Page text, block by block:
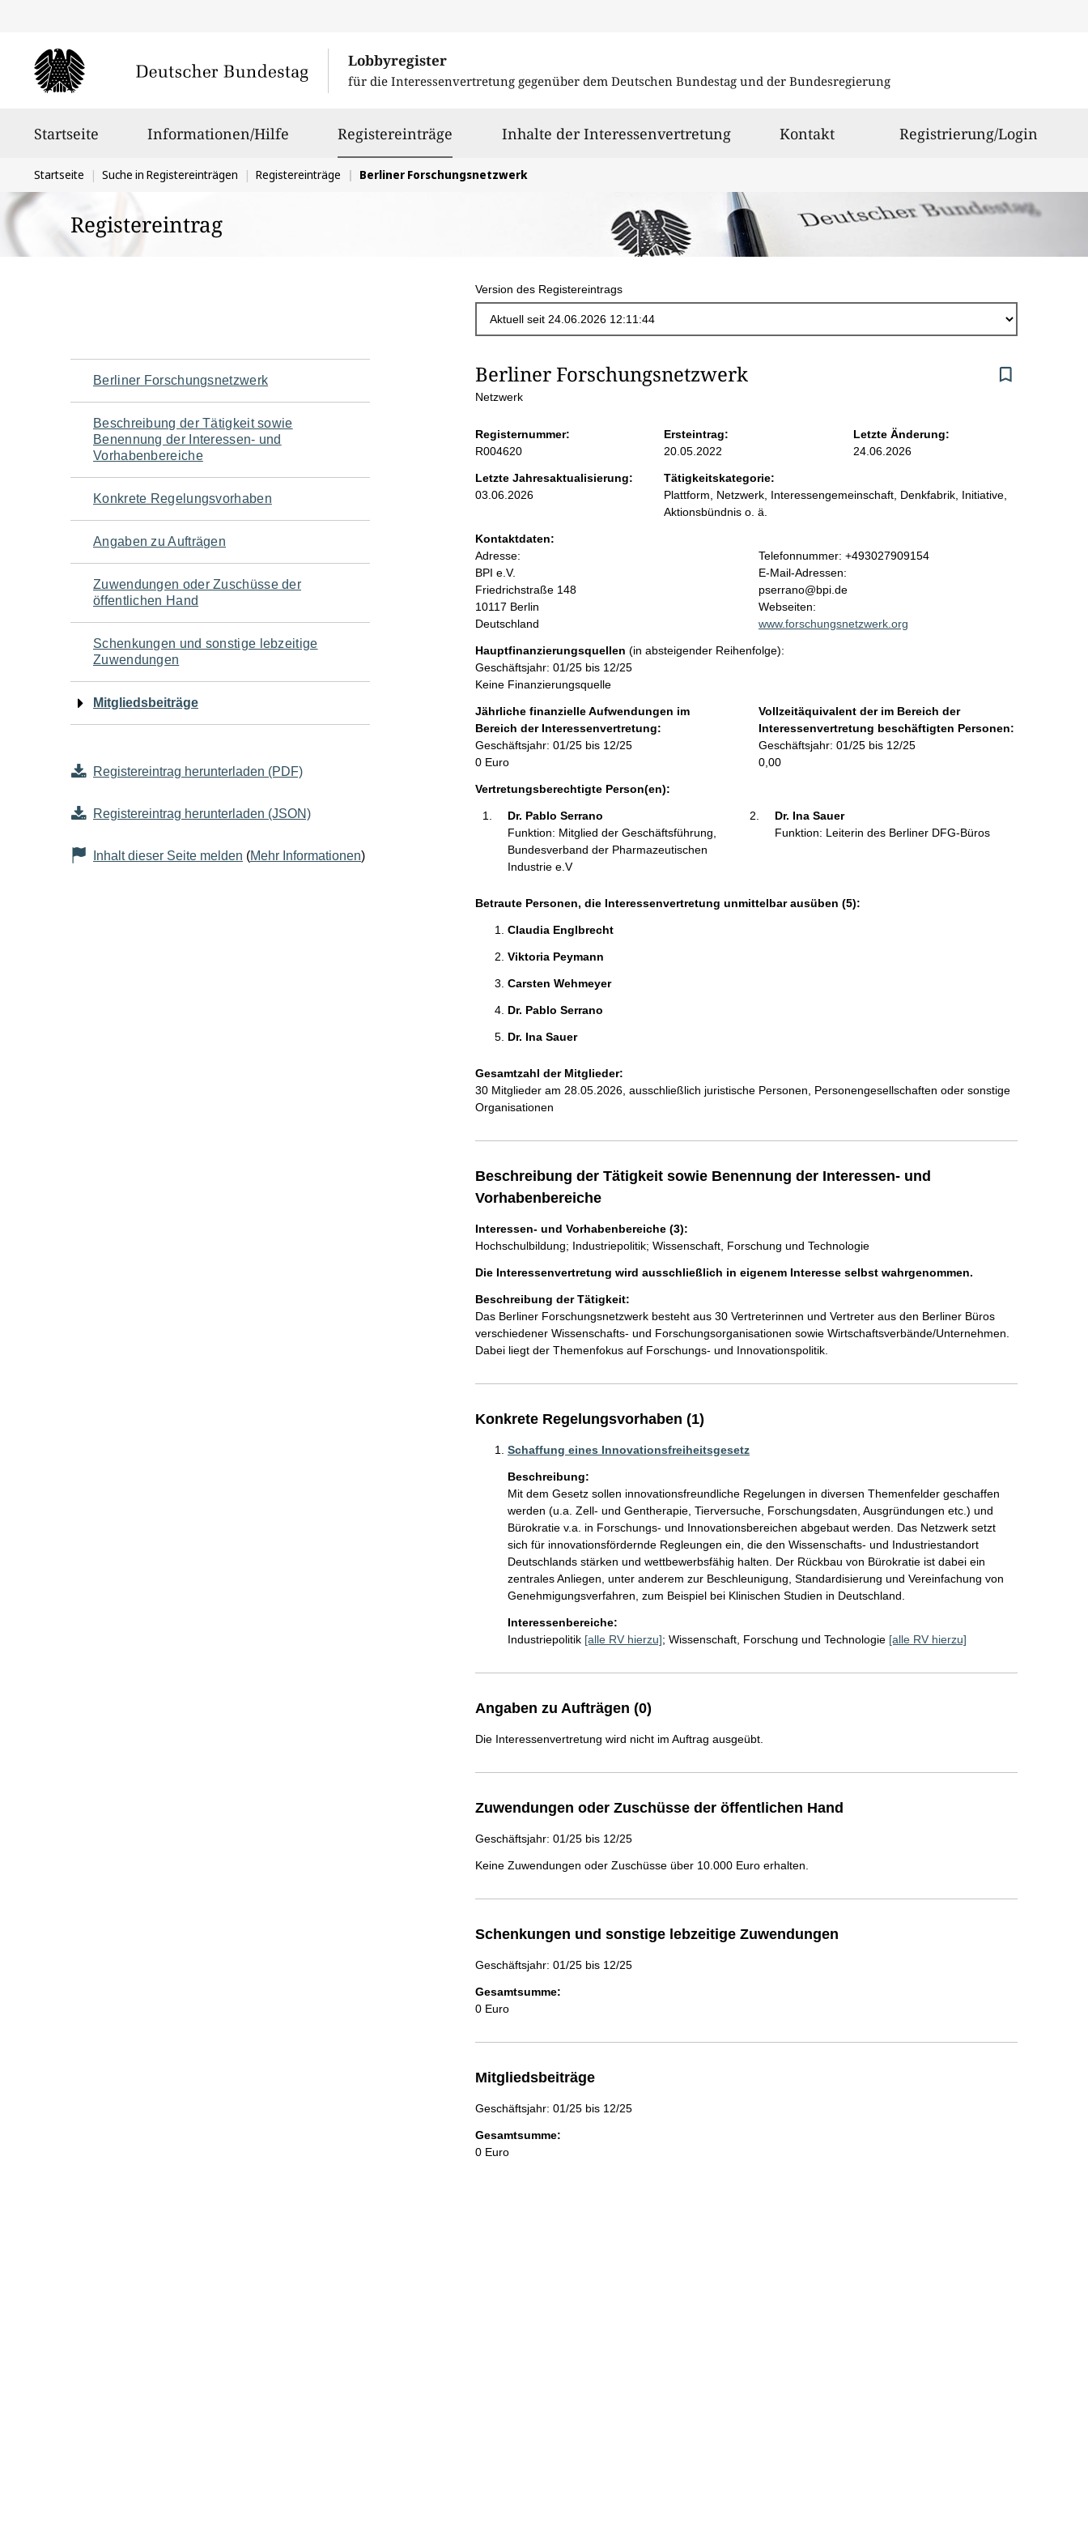
Lobbyregister
für die Interessenvertretung gegenüber dem Deutschen Bundestag und der Bundesregierung
Startseite Informationen/Hilfe Registereinträge ausgewähltInhalte der Interessenvertretung Kontakt Registrierung/Login
Sie
befinden
sich
hier:
Startseite Suche in Registereinträgen Registereinträge Berliner Forschungsnetzwerk
Registereintrag
Version des Registereintrags
Navigation
für
den
Seiteninhalt
Berliner Forschungsnetzwerk
Beschreibung der Tätigkeit sowie
Benennung der Interessen- und
Vorhabenbereiche
Konkrete Regelungsvorhaben
Angaben zu Aufträgen
Zuwendungen oder Zuschüsse der
öffentlichen Hand
Schenkungen und sonstige lebzeitige
Zuwendungen
Mitgliedsbeiträge
Registereintrag herunterladen (PDF)
Registereintrag herunterladen (JSON)
Inhalt dieser Seite melden (Mehr Informationen)
S
i
t
e
n
i
n
h
a
l
t
Berliner Forschungsnetzwerk
Netzwerk
Registernummer:
R004620
Ersteintrag:
20.05.2022
Letzte Änderung:
24.06.2026
Letzte Jahresaktualisierung:
03.06.2026
Tätigkeitskategorie:
Plattform, Netzwerk, Interessengemeinschaft, Denkfabrik, Initiative,
Aktionsbündnis o. ä.
Kontaktdaten:
Adresse:
BPI e.V.
Friedrichstraße 148
10117 Berlin
Deutschland
K
o
n
t
a
t
f
o
r
m
Telefonnummer: +493027909154
E-Mail-Adressen:
pserrano@bpi.de
Webseiten:
www.forschungsnetzwerk.org
Hauptfinanzierungsquellen (in absteigender Reihenfolge):
Geschäftsjahr: 01/25 bis 12/25
Keine Finanzierungsquelle
Jährliche finanzielle Aufwendungen im
Bereich der Interessenvertretung:
Geschäftsjahr: 01/25 bis 12/25
0 Euro
Vollzeitäquivalent der im Bereich der
Interessenvertretung beschäftigten Personen:
Geschäftsjahr: 01/25 bis 12/25
0,00
Vertretungsberechtigte Person(en):
Dr. Pablo Serrano
Funktion: Mitglied der Geschäftsführung,
Bundesverband der Pharmazeutischen
Industrie e.V
Dr. Ina Sauer
Funktion: Leiterin des Berliner DFG-Büros
Betraute Personen, die Interessenvertretung unmittelbar ausüben (5):
Claudia Englbrecht
Viktoria Peymann
Carsten Wehmeyer
Dr. Pablo Serrano
Dr. Ina Sauer
Gesamtzahl der Mitglieder:
30 Mitglieder am 28.05.2026, ausschließlich juristische Personen, Personengesellschaften oder sonstige
Organisationen
Beschreibung der Tätigkeit sowie Benennung der Interessen- und
Vorhabenbereiche
Interessen- und Vorhabenbereiche (3):
Hochschulbildung; Industriepolitik; Wissenschaft, Forschung und Technologie
Die Interessenvertretung wird ausschließlich in eigenem Interesse selbst wahrgenommen.
Beschreibung der Tätigkeit:
Das Berliner Forschungsnetzwerk besteht aus 30 Vertreterinnen und Vertreter aus den Berliner Büros
verschiedener Wissenschafts- und Forschungsorganisationen sowie Wirtschaftsverbände/Unternehmen.
Dabei liegt der Themenfokus auf Forschungs- und Innovationspolitik.
Konkrete Regelungsvorhaben (1)
Schaffung eines Innovationsfreiheitsgesetz
Beschreibung:
Mit dem Gesetz sollen innovationsfreundliche Regelungen in diversen Themenfelder geschaffen
werden (u.a. Zell- und Gentherapie, Tierversuche, Forschungsdaten, Ausgründungen etc.) und
Bürokratie v.a. in Forschungs- und Innovationsbereichen abgebaut werden. Das Netzwerk setzt
sich für innovationsfördernde Regleungen ein, die den Wissenschafts- und Industriestandort
Deutschlands stärken und wettbewerbsfähig halten. Der Rückbau von Bürokratie ist dabei ein
zentrales Anliegen, unter anderem zur Beschleunigung, Standardisierung und Vereinfachung von
Genehmigungsverfahren, zum Beispiel bei Klinischen Studien in Deutschland.
Interessenbereiche:
Industriepolitik [alle RV hierzu]; Wissenschaft, Forschung und Technologie [alle RV hierzu]
Angaben zu Aufträgen (0)
Die Interessenvertretung wird nicht im Auftrag ausgeübt.
Zuwendungen oder Zuschüsse der öffentlichen Hand
Geschäftsjahr: 01/25 bis 12/25
Keine Zuwendungen oder Zuschüsse über 10.000 Euro erhalten.
Schenkungen und sonstige lebzeitige Zuwendungen
Geschäftsjahr: 01/25 bis 12/25
Gesamtsumme:
0 Euro
Mitgliedsbeiträge
Geschäftsjahr: 01/25 bis 12/25
Gesamtsumme:
0 Euro